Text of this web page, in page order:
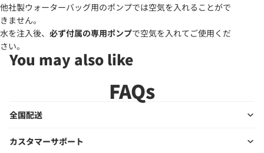
他社製ウォーターバッグ用のポンプでは空気を入れることがで
きません。
水を注入後、 必ず付属の専用ポンプで空気を入れてご使用くだ
さい。
You may also like
FAQs
全国配送
カスタマーサポート